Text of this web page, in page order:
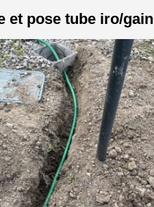
et pose tube iro/